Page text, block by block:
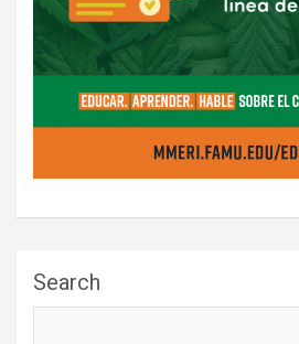
Search